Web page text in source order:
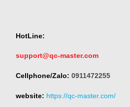
HotLine:
support@qc-master.com
Cellphone/Zalo: 0911472255
website: https://qc-master.com/